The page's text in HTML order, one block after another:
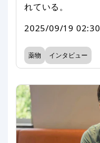
れている。
2025/09/19 02:30
薬物 インタビュー